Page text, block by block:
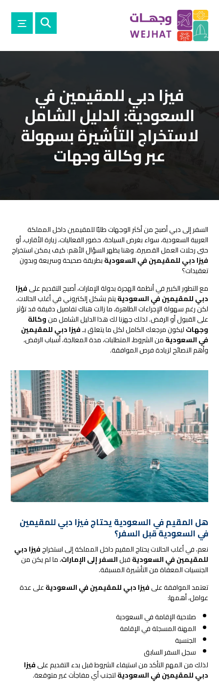
فيزا دبي للمقيمين في
السعودية: الدليل الشامل
لاستخراج التأشيرة بسهولة
عبر وكالة وجهات
السفر إلى دبي أصبح من أكثر الوجهات طلبًا للمقيمين داخل المملكة
العربية السعودية، سواء بغرض السياحة، حضور الفعاليات، زيارة الأقارب، أو
حتى رحلات العمل القصيرة. وهنا يظهر السؤال الأهم: كيف يمكن استخراج
فيزا دبي للمقيمين في السعوديةبطريقة صحيحة وسريعة وبدون
تعقيدات؟
مع التطور الكبير في أنظمة الهجرة بدولة الإمارات، أصبح التقديم علىفيزا
دبي للمقيمين في السعوديةيتم بشكل إلكتروني في أغلب الحالات،
لكن رغم سهولة الإجراءات الظاهرة، ما زالت هناك تفاصيل دقيقة قد تؤثر
على القبول أو الرفض. لذلك جهزنا لك هذا الدليل الشامل منوكالة
وجهاتليكون مرجعك الكامل لكل ما يتعلق بـفيزا دبي للمقيمين
في السعوديةمن الشروط، المتطلبات، مدة المعالجة، أسباب الرفض،
وأهم النصائح لزيادة فرص الموافقة.
هل المقيم في السعودية يحتاج فيزا دبي للمقيمين
في السعودية قبل السفر؟
نعم، في أغلب الحالات يحتاج المقيم داخل المملكة إلى استخراجفيزا دبي
للمقيمين في السعوديةقبلالسفر إلى الإمارات، ما لم يكن من
الجنسيات المعفاة من التأشيرة المسبقة.
تعتمد الموافقة علىفيزا دبي للمقيمين في السعوديةعلى عدة
عوامل، أهمها:
صلاحية الإقامة في السعودية
المهنة المسجلة في الإقامة
الجنسية
سجل السفر السابق
لذلك من المهم التأكد من استيفاء الشروط قبل بدء التقديم علىفيزا
دبي للمقيمين في السعوديةلتجنب أي مفاجآت غير متوقعة.